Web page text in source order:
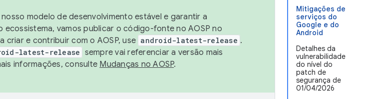
Mitigações de
serviços do
Google e do
Android
Detalhes da
vulnerabilidade
do nível do
patch de
segurança de
01/04/2026
modelo de desenvolvimento estável e garantir a
vamos publicar o código-fonte no AOSP no
criar e contribuir com o AOSP, use android-latest-release .
latest-release sempre vai referenciar a versão mais
informações, consulte Mudanças no AOSP.